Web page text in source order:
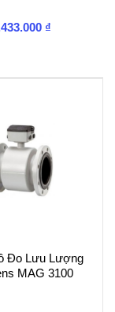
₫
Đo Lưu Lượng
MAG 3100